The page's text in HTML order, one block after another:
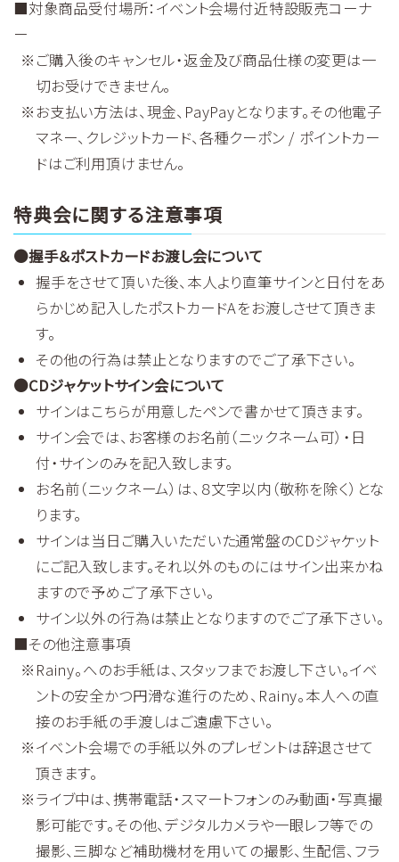
■対象商品受付場所：イベント会場付近特設販売コーナ
ー
ご購入後のキャンセル・返金及び商品仕様の変更は一
切お受けできません。
お支払い方法は、現金、PayPayとなります。その他電子
マネー、クレジットカード、各種クーポン / ポイントカー
ドはご利用頂けません。
特典会に関する注意事項
●握手＆ポストカードお渡し会について
握手をさせて頂いた後、本人より直筆サインと日付をあ
らかじめ記入したポストカードAをお渡しさせて頂きま
す。
その他の行為は禁止となりますのでご了承下さい。
●CDジャケットサイン会について
サインはこちらが用意したペンで書かせて頂きます。
サイン会では、お客様のお名前（ニックネーム可）・日
付・サインのみを記入致します。
お名前（ニックネーム）は、８文字以内（敬称を除く）とな
ります。
サインは当日ご購入いただいた通常盤のCDジャケット
にご記入致します。それ以外のものにはサイン出来かね
ますので予めご了承下さい。
サイン以外の行為は禁止となりますのでご了承下さい。
■その他注意事項
Rainy。へのお手紙は、スタッフまでお渡し下さい。イベ
ントの安全かつ円滑な進行のため、Rainy。本人への直
接のお手紙の手渡しはご遠慮下さい。
イベント会場での手紙以外のプレゼントは辞退させて
頂きます。
ライブ中は、携帯電話・スマートフォンのみ動画・写真撮
影可能です。その他、デジタルカメラや一眼レフ等での
撮影、三脚など補助機材を用いての撮影、生配信、フラ